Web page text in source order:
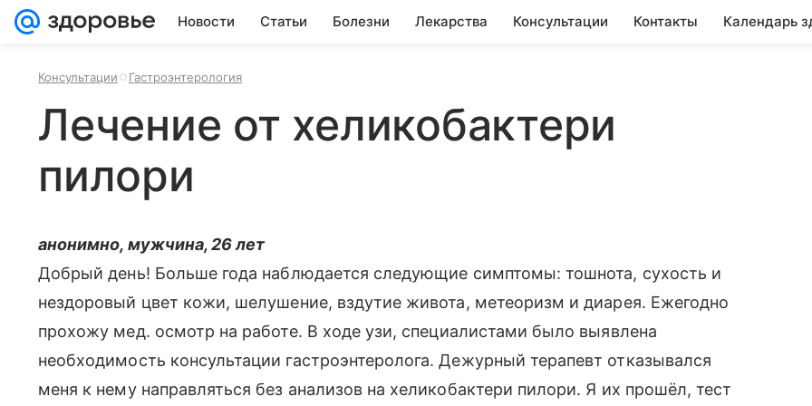
Новости Статьи Болезни Лекарства Консультации Контакты Календарь
Консультации Гастроэнтерология
Лечение от хеликобактери
пилори
анонимно, мужчина, 26 лет
Добрый день! Больше года наблюдается следующие симптомы: тошнота, сухость и
нездоровый цвет кожи, шелушение, вздутие живота, метеоризм и диарея. Ежегодно
прохожу мед. осмотр на работе. В ходе узи, специалистами было выявлена
необходимость консультации гастроэнтеролога. Дежурный терапевт отказывался
меня к нему направляться без анализов на хеликобактери пилори. Я их прошёл, тест